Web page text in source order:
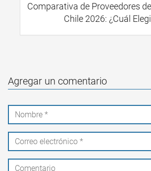
Comparativa de Proveedores
Chile 2026: ¿Cuál
Agregar un comentario